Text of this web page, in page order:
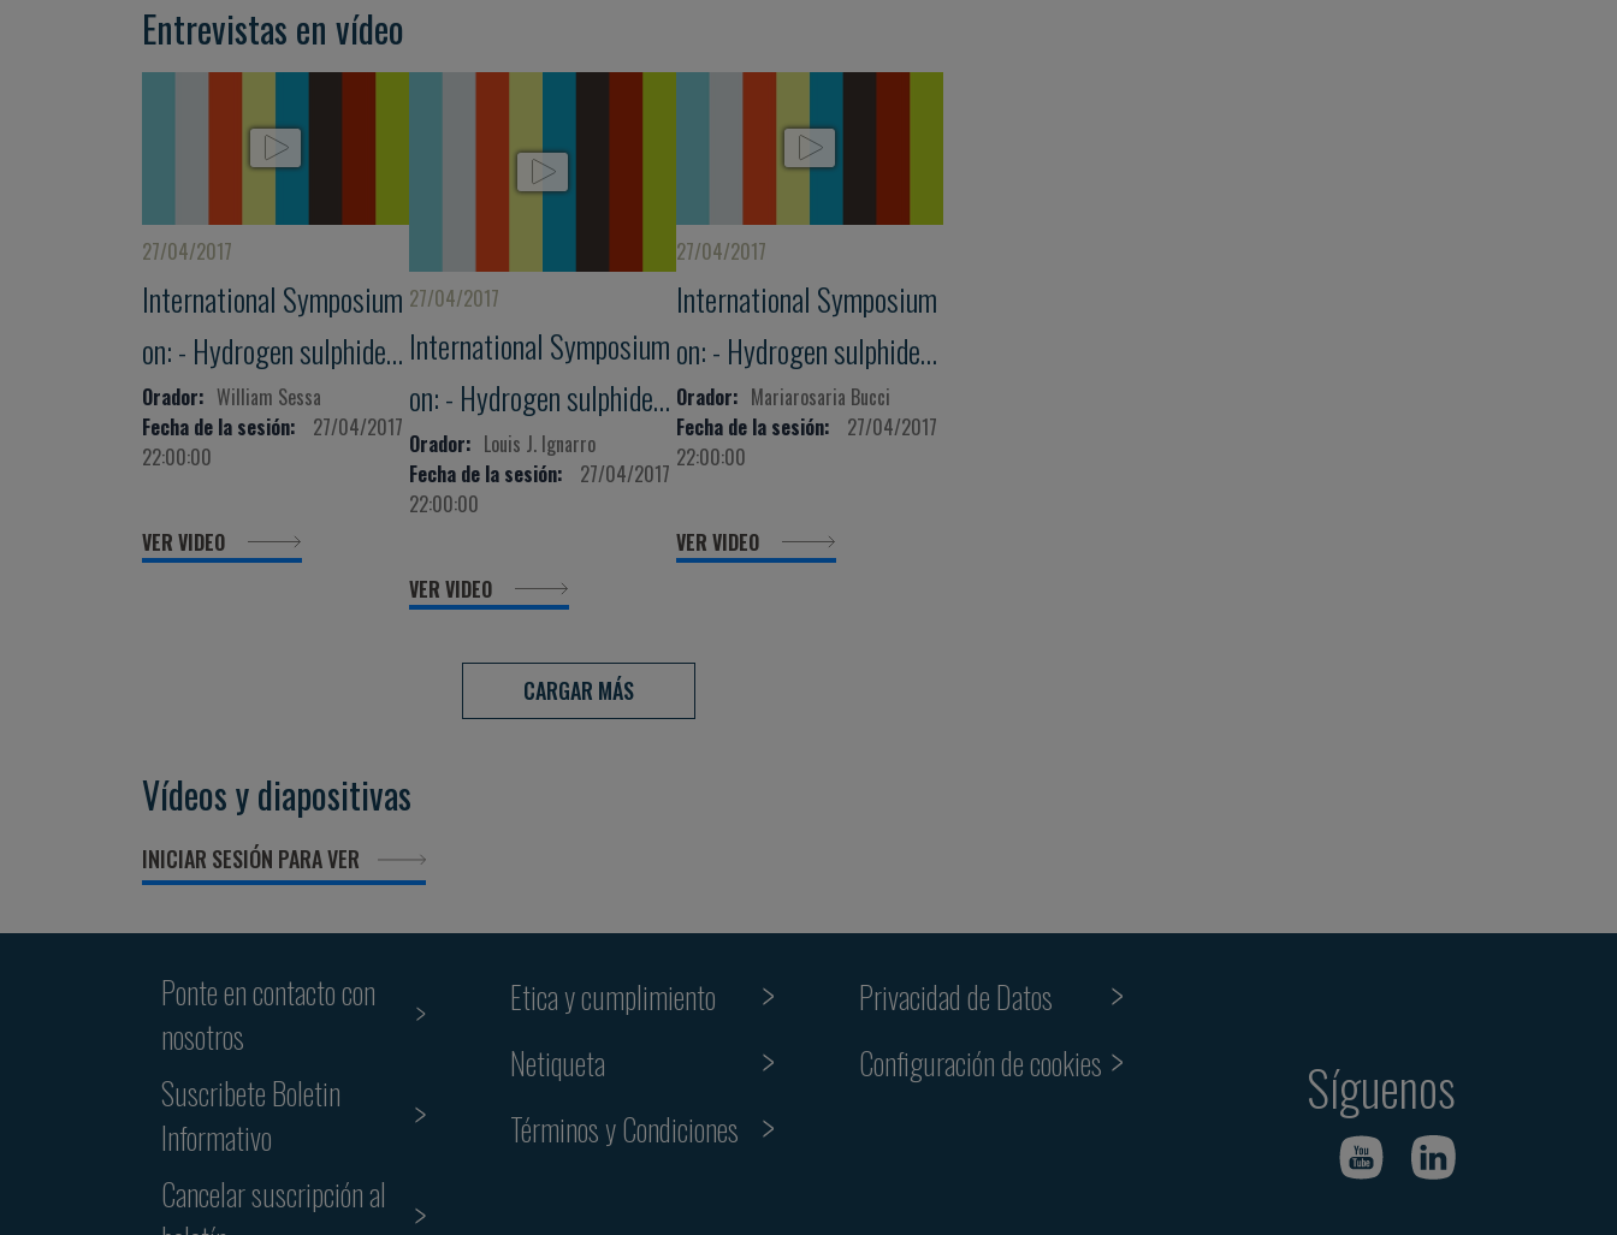
Entrevistas en vídeo
27/04/2017
International Symposium
on: - Hydrogen sulphide
and nitric oxide in health
and disease
Orador: William Sessa
Fecha de la sesión:
27/04/2017
22:00:00
VER VIDEO
27/04/2017
International Symposium
on: - Hydrogen sulphide
and nitric oxide in health
and disease
Orador: Louis J. Ignarro
Fecha de la sesión:
27/04/2017
22:00:00
VER VIDEO
27/04/2017
International Symposium
on: - Hydrogen sulphide
and nitric oxide in health
and disease
Orador: Mariarosaria Bucci
Fecha de la sesión:
27/04/2017
22:00:00
VER VIDEO
CARGAR MÁS
Vídeos y diapositivas
INICIAR SESIÓN PARA VER
Ponte en contacto con
nosotros
Suscribete Boletin
Informativo
Cancelar suscripción al
Etica y cumplimiento
Netiqueta
Términos y Condiciones
Privacidad de Datos
Configuración de cookies
Síguenos